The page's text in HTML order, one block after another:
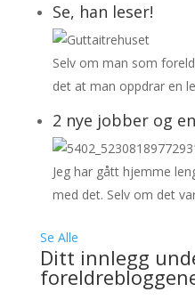
Se, han leser!
Selv om man som
det at man oppdrar en
2 nye jobber og
Jeg har gått hjemme
med det. Selv om det
Se Alle
Ditt innlegg